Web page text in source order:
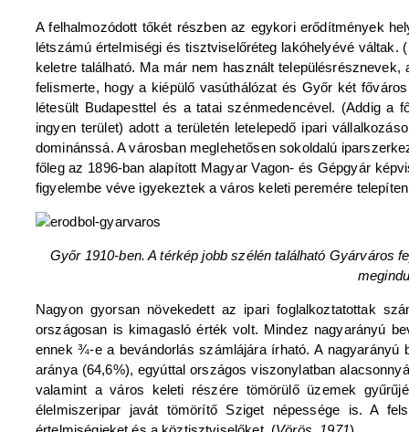
A felhalmozódott tőkét részben az egykori erődítmények
létszámú értelmiségi és tisztviselőréteg lakóhelyévé
keletre található. Ma már nem használt
felismerte, hogy a kiépülő vasúthálózat és Győr két
létesült Budapesttel és a tatai szénmedencével. (Addig a
ingyen terület) adott a területén letelepedő ipari
dominánssá. A városban meglehetősen sokoldalú
főleg az 1896-ban alapított Magyar Vagon- és Gépgyár
figyelembe véve igyekeztek a város keleti peremére
Győr 1910-ben. A térkép jobb szélén található Gyárváros
Nagyon gyorsan növekedett az ipari foglalkoztatottak
országosan is kimagasló érték volt. Mindez nagyarányú
ennek ¾-e a bevándorlás számlájára írható. A
aránya (64,6%), egyúttal országos viszonylatban
valamint a város keleti részére tömörülő üzemek
élelmiszeripar javát tömörítő Sziget népessége is. A